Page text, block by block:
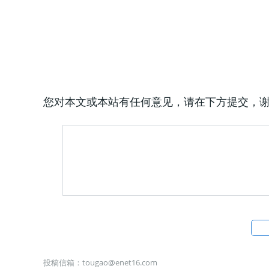
您对本文或本站有任何意见，请在下方提交，
投稿信箱： tougao@enet16.com